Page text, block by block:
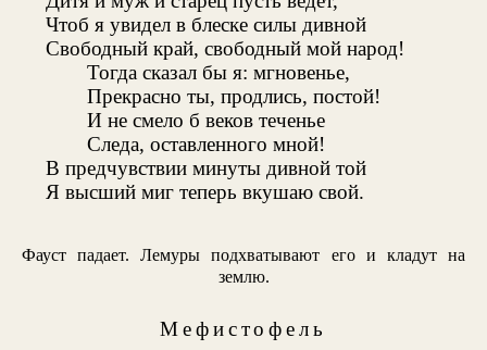
Чтоб я увидел в блеске силы дивной
Свободный край, свободный мой народ!
Тогда сказал бы я: мгновенье,
Прекрасно ты, продлись, постой!
И не смело б веков теченье
Следа, оставленного мной!
В предчувствии минуты дивной той
Я высший миг теперь вкушаю свой.
Фауст падает. Лемуры подхватывают его и кладут на
землю.
Мефистофель